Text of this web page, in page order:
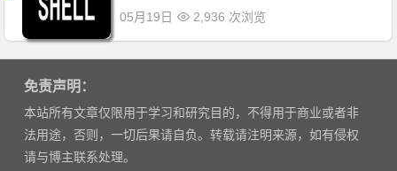
05月19日 2,936 次浏览
免责声明：
本站所有文章仅限用于学习和研究目的，不得用于商业或者非
法用途，否则，一切后果请自负。转载请注明来源，如有侵权
请与博主联系处理。